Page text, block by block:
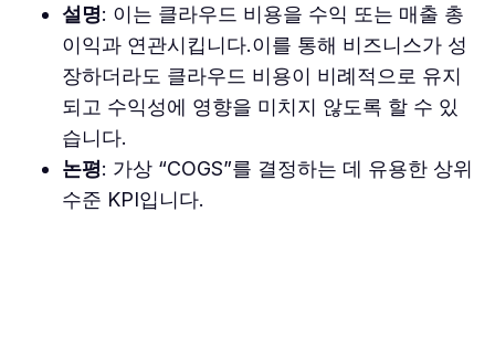
설명: 이는 클라우드 비용을 수익 또는 매출 총
이익과 연관시킵니다.이를 통해 비즈니스가 성
장하더라도 클라우드 비용이 비례적으로 유지
되고 수익성에 영향을 미치지 않도록 할 수 있
습니다.
논평: 가상 “COGS”를 결정하는 데 유용한 상위
수준 KPI입니다.